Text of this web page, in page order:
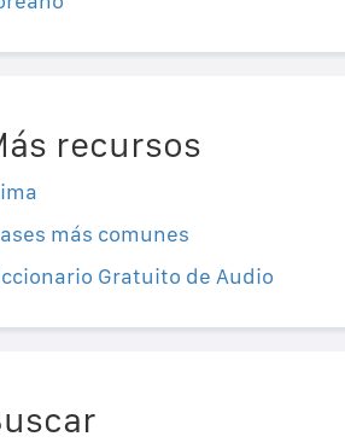
recursos
más comunes
Gratuito de Audio